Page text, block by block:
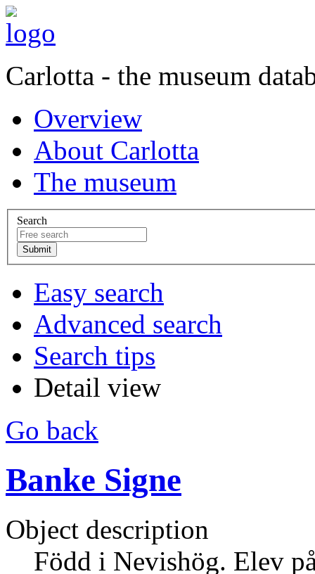
Carlotta - the museum
Overview
About Carlotta
The museum
Search
Easy search
Advanced search
Search tips
Detail view
Go back
Banke Signe
Object description
Född i Nevishög. Elev